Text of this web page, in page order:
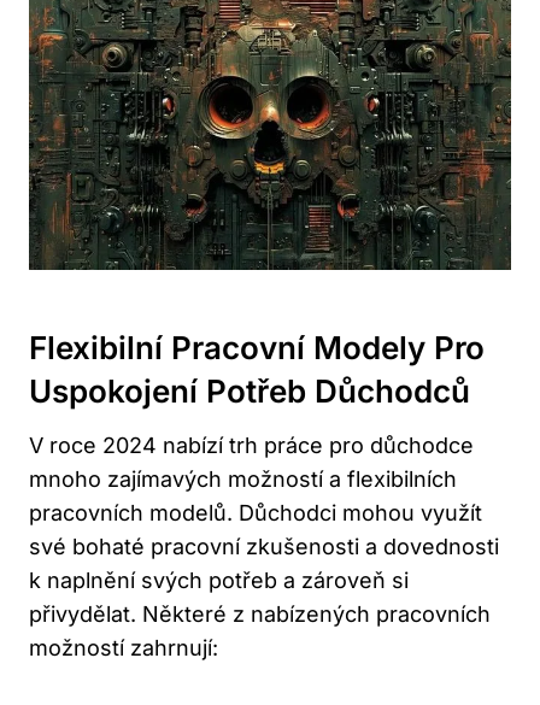
Flexibilní Pracovní Modely Pro
Uspokojení Potřeb Důchodců
V roce 2024 nabízí trh práce pro důchodce
mnoho zajímavých možností a flexibilních
pracovních modelů. Důchodci mohou využít
své bohaté pracovní zkušenosti a dovednosti
k naplnění svých potřeb a zároveň si
přivydělat. Některé z nabízených pracovních
možností zahrnují: